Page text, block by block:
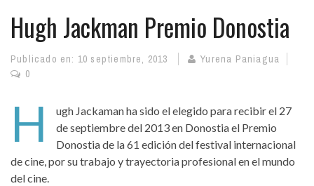
Hugh Jackman Premio Donostia
Publicado en: 10 septiembre, 2013
Yurena Paniagua
0
H
ugh Jackaman ha sido el elegido para recibir el 27
de septiembre del 2013 en Donostia el Premio
Donostia de la 61 edición del festival internacional
de cine, por su trabajo y trayectoria profesional en el mundo
del cine.